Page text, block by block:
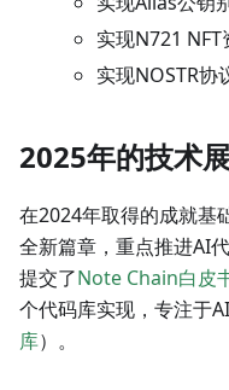
实现N721 NFT
实现NOSTR协
2025年的技术
在2024年取得的成就基
全新篇章，重点推进AI
提交了Note Chain白皮
个代码库实现，专注于
库）。